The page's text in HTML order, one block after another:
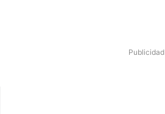
Publicidad